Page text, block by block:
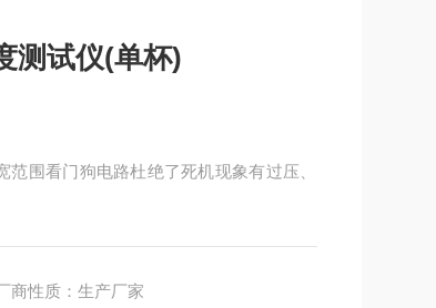
测试仪(单杯)
围看门狗电路杜绝了死机现象有过压、
商性质：生产厂家